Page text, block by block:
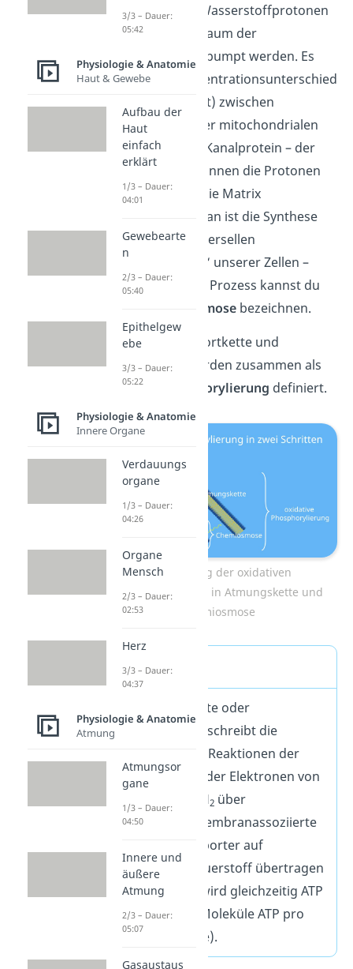
verwendet, dass Wasserstoffprotonen
) in den Innenraum der
Mitochondrien gepumpt werden. Es
entsteht ein Konzentrationsunterschied
(Protonengradient) zwischen
Innenraum und der mitochondrialen
Matrix. Durch ein Kanalprotein – der
ATP-Synthase
– können die Protonen
wieder zurück in die Matrix
. Daran ist die Synthese
vonATP– der universellen
„Energiewährung“ unserer Zellen –
gekoppelt. Diesen Prozess kannst du
Chemiosmose bezeichnen.
Elektronentransportkette und
Chemiosmose werden zusammen als
oxidative Phosphorylierung definiert.
Unterteilung der oxidativen
Phosphorylierung in Atmungskette und
Chemiosmose
Definition
Die Atmungskette oder
Endoxidation beschreibt die
abschließenden Reaktionen der
Zellatmung, bei der Elektronen von
NADH und FADH2 über
verschiedene membranassoziierte
Elektronentansporter auf
molekularen Sauerstoff übertragen
werden. Dabei wird gleichzeitig ATP
produziert (28 Moleküle ATP pro
Molekül Glucose).
3/3 – Dauer:
05:42
Physiologie & Anatomie
Haut & Gewebe
Aufbau der
Haut
einfach
erklärt
1/3 – Dauer:
04:01
Gewebearte
n
2/3 – Dauer:
05:40
Epithelgew
ebe
3/3 – Dauer:
05:22
Physiologie & Anatomie
Innere Organe
Verdauungs
organe
1/3 – Dauer:
04:26
Organe
Mensch
2/3 – Dauer:
02:53
Herz
3/3 – Dauer:
04:37
Physiologie & Anatomie
Atmung
Atmungsor
gane
1/3 – Dauer:
04:50
Innere und
äußere
Atmung
2/3 – Dauer:
05:07
Gasaustaus